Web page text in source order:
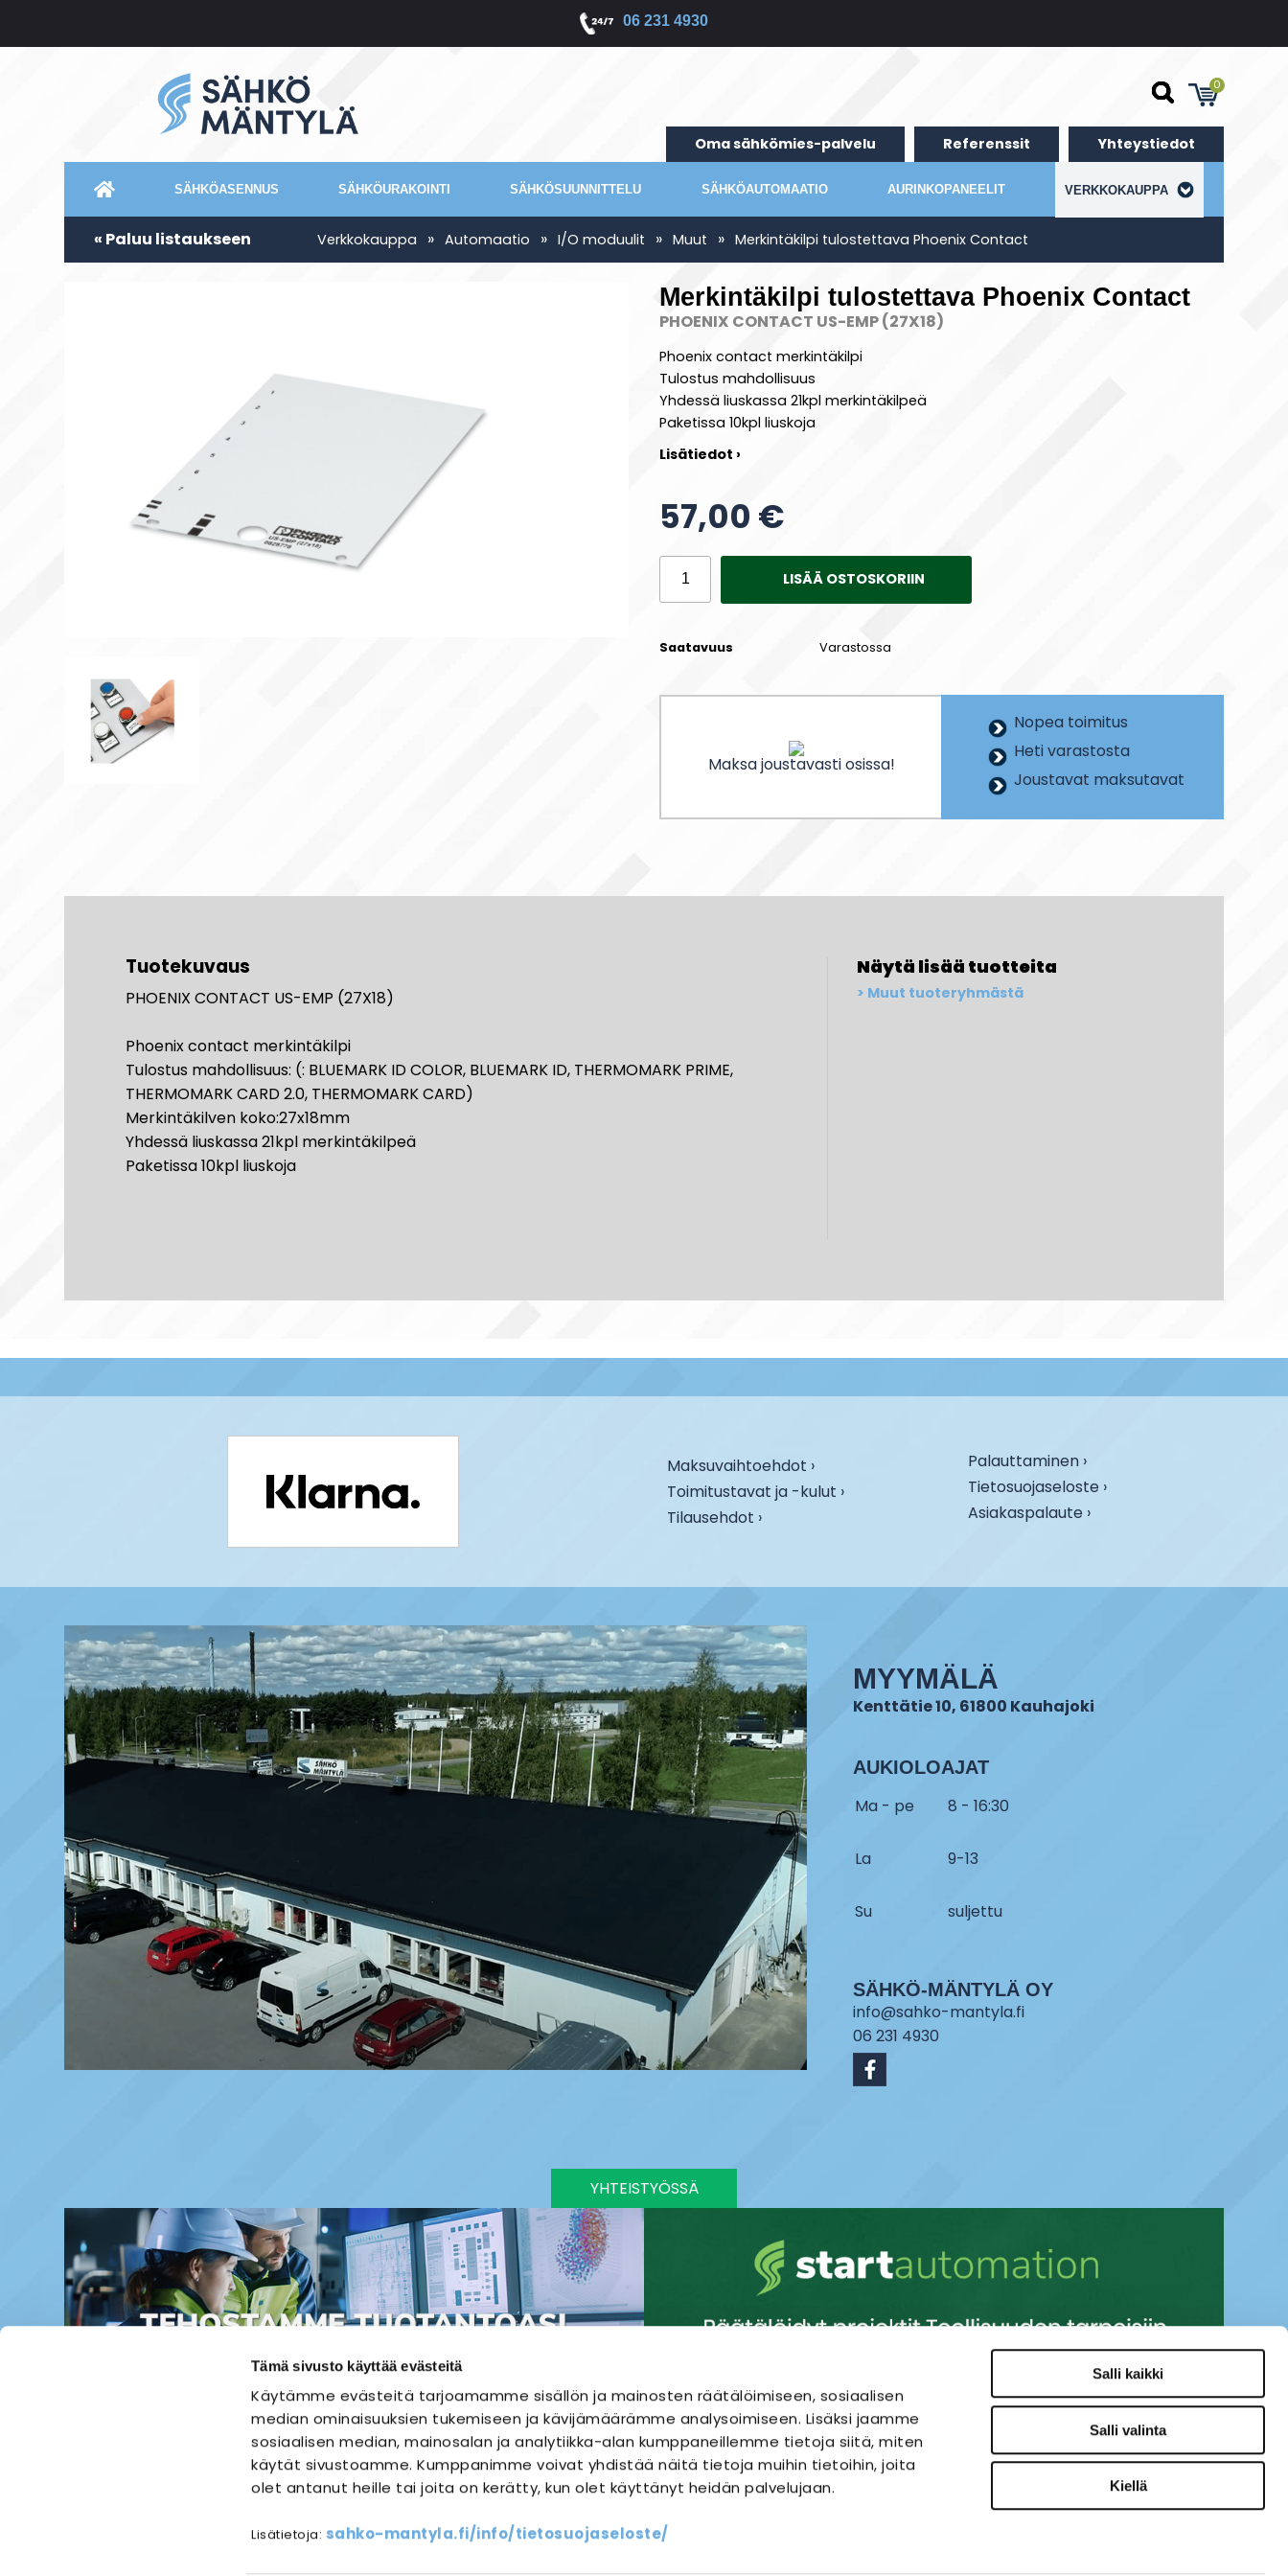
Tämä sivusto käyttää evästeitä
Käytämme evästeitä tarjoamamme sisällön ja mainosten räätälöimiseen, sosiaalisen
median ominaisuuksien tukemiseen ja kävijämäärämme analysoimiseen. Lisäksi jaamme
sosiaalisen median, mainosalan ja analytiikka-alan kumppaneillemme tietoja siitä, miten
käytät sivustoamme. Kumppanimme voivat yhdistää näitä tietoja muihin tietoihin, joita
olet antanut heille tai joita on kerätty, kun olet käyttänyt heidän palvelujaan.
Lisätietoja: sahko-mantyla.fi/info/tietosuojaseloste/
Salli kaikki
Salli valinta
Kiellä
06 231 4930
0
Oma sähkömies-palvelu Referenssit Yhteystiedot
SÄHKÖASENNUS SÄHKÖURAKOINTI SÄHKÖSUUNNITTELU SÄHKÖAUTOMAATIO AURINKOPANEELIT VERKKOKAUPPA
« Paluu listaukseen Verkkokauppa » Automaatio » I/O moduulit » Muut » Merkintäkilpi tulostettava Phoenix Contact
Merkintäkilpi tulostettava Phoenix Contact
PHOENIX CONTACT US-EMP (27X18)
Phoenix contact merkintäkilpi
Tulostus mahdollisuus
Yhdessä liuskassa 21kpl merkintäkilpeä
Paketissa 10kpl liuskoja
Lisätiedot ›
57,00 €
LISÄÄ OSTOSKORIIN
Saatavuus Varastossa
Maksa joustavasti osissa!
Nopea toimitus
Heti varastosta
Joustavat maksutavat
Tuotekuvaus
PHOENIX CONTACT US-EMP (27X18)
Phoenix contact merkintäkilpi
Tulostus mahdollisuus: (: BLUEMARK ID COLOR, BLUEMARK ID, THERMOMARK PRIME,
THERMOMARK CARD 2.0, THERMOMARK CARD)
Merkintäkilven koko:27x18mm
Yhdessä liuskassa 21kpl merkintäkilpeä
Paketissa 10kpl liuskoja
Näytä lisää tuotteita
Muut tuoteryhmästä
Maksuvaihtoehdot ›
Toimitustavat ja -kulut ›
Tilausehdot ›
Palauttaminen ›
Tietosuojaseloste ›
Asiakaspalaute ›
MYYMÄLÄ
Kenttätie 10, 61800 Kauhajoki
AUKIOLOAJAT
Ma - pe 8 - 16:30
La 9-13
Su suljettu
SÄHKÖ-MÄNTYLÄ OY
info@sahko-mantyla.fi
06 231 4930
YHTEISTYÖSSÄ
SÄHKÖASENNUS SÄHKÖURAKOINTI SÄHKÖSUUNNITTELU VERKKOKAUPPA
Referenssit Yhteystiedot